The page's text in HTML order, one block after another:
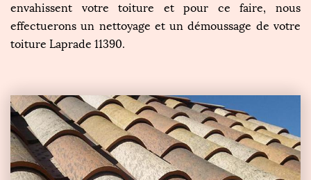
envahissent votre toiture et pour ce faire, nous
effectuerons un nettoyage et un démoussage de votre
toiture Laprade 11390.